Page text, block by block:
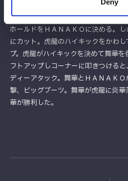
Deny
ック、舞華がスライディングラリア
グラウンドにもっていき腕十字。と
ホールドをＨＡＮＡＫＯに決める。
にカット。虎龍のハイキックをかわ
プ。虎龍がハイキックを決めて舞華
フトアップしコーナーに叩きつける
ディーアタック。舞華とＨＡＮＡＫ
撃、ビッグブーツ。舞華が虎龍に炎
華が勝利した。